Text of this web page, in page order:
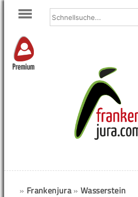
Premium
» Frankenjura»Wasserstein